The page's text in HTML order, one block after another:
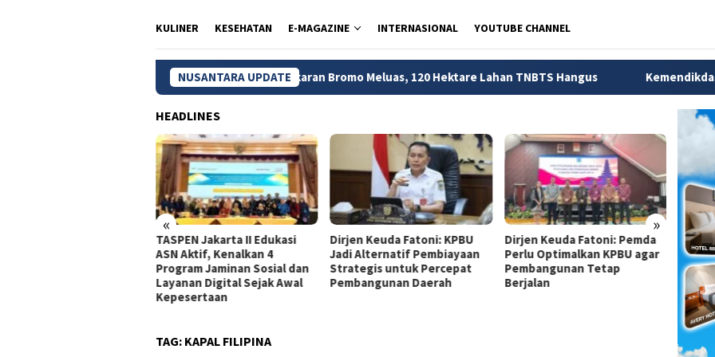
KULINER KESEHATAN E-MAGAZINE INTERNASIONAL YOUTUBE CHANNEL
NUSANTARA UPDATE
Kebakaran Bromo Meluas, 120 Hektare Lahan TNBTS Hangus Kemendikdasmen Ungkap
HEADLINES
« »
TASPEN Jakarta II Edukasi
ASN Aktif, Kenalkan 4
Program Jaminan Sosial dan
Layanan Digital Sejak Awal
Kepesertaan
Dirjen Keuda Fatoni: KPBU
Jadi Alternatif Pembiayaan
Strategis untuk Percepat
Pembangunan Daerah
Dirjen Keuda Fatoni: Pemda
Perlu Optimalkan KPBU agar
Pembangunan Tetap
Berjalan
TAG: KAPAL FILIPINA